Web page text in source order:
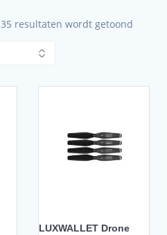
resultaten wordt getoond
LUXWALLET Drone